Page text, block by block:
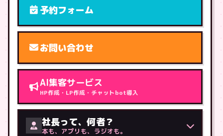
予約フォーム
お問い合わせ
AI集客サービス
HP作成・LP作成・チャットbot導入
社長って、何者？
本も、アプリも、ラジオも。